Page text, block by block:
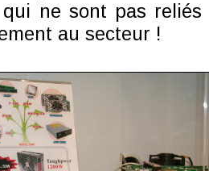
ne sont pas reliés
au secteur !